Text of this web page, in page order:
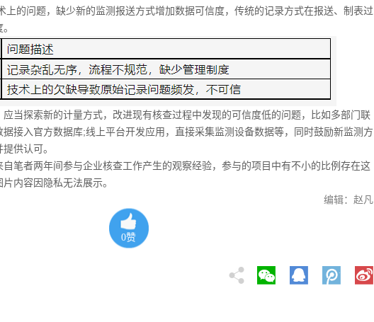
上的问题，缺少新的监测报送方式增加数据可信度，传统的记录方式在报送、制表过
探索新的计量方式，改进现有核查过程中发现的可信度低的问题，比如多部门联
接入官方数据库;线上平台开发应用，直接采集监测设备数据等，同时鼓励新监测方
供认可。
者两年间参与企业核查工作产生的观察经验，参与的项目中有不小的比例存在这
内容因隐私无法展示。
编辑：赵凡
0赞